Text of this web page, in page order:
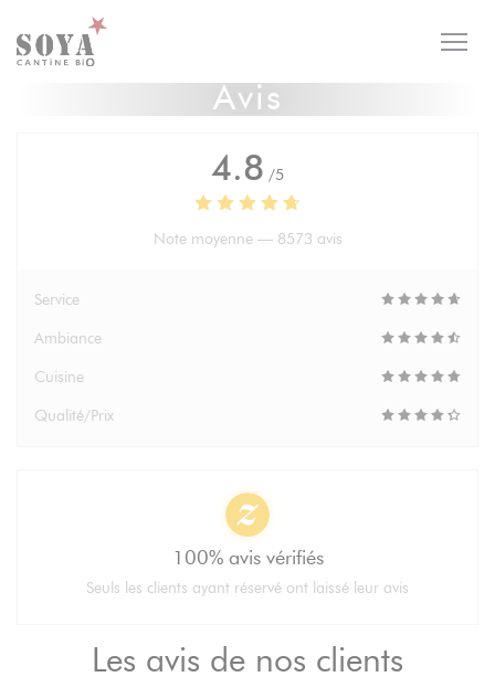
Personnalisation de vos choix en matière de cookies
Avis
Les avis de nos clients
4.8 /5
Note moyenne — 8573 avis
Service
Ambiance
Cuisine
Qualité/Prix
100% avis vérifiés
Seuls les clients ayant réservé ont laissé leur avis